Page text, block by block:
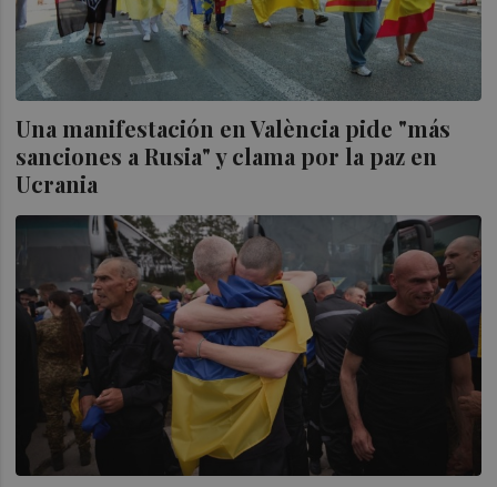
Una manifestación en València pide "más
sanciones a Rusia" y clama por la paz en
Ucrania